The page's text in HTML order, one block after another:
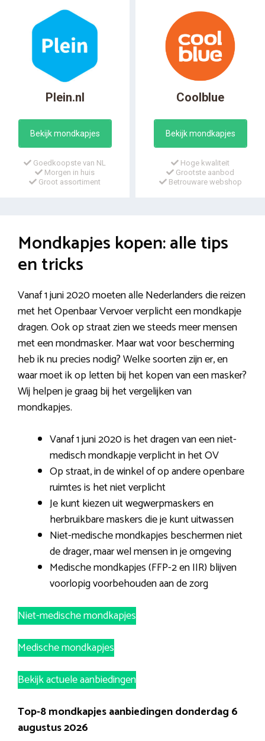
Plein.nl
Bekijk mondkapjes
Goedkoopste van NL
Morgen in huis
Groot assortiment
Coolblue
Bekijk mondkapjes
Hoge kwaliteit
Grootste aanbod
Betrouware webshop
Mondkapjes kopen: alle tips
en tricks
Vanaf 1 juni 2020 moeten alle Nederlanders die reizen
met het Openbaar Vervoer verplicht een mondkapje
dragen. Ook op straat zien we steeds meer mensen
met een mondmasker. Maar wat voor bescherming
heb ik nu precies nodig? Welke soorten zijn er, en
waar moet ik op letten bij het kopen van een masker?
Wij helpen je graag bij het vergelijken van
mondkapjes.
Vanaf 1 juni 2020 is het dragen van een niet-
medisch mondkapje verplicht in het OV
Op straat, in de winkel of op andere openbare
ruimtes is het niet verplicht
Je kunt kiezen uit wegwerpmaskers en
herbruikbare maskers die je kunt uitwassen
Niet-medische mondkapjes beschermen niet
de drager, maar wel mensen in je omgeving
Medische mondkapjes (FFP-2 en IIR) blijven
voorlopig voorbehouden aan de zorg
Niet-medische mondkapjes
Medische mondkapjes
Bekijk actuele aanbiedingen
Top-8 mondkapjes aanbiedingen donderdag 6
augustus 2026